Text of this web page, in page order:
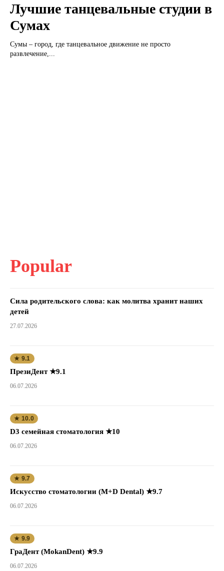
Лучшие танцевальные студии в
Сумах
Сумы – город, где танцевальное движение не просто
развлечение,...
Popular
Сила родительского слова: как молитва хранит наших
детей
27.07.2026
★ 9.1
ПрезиДент ★9.1
06.07.2026
★ 10.0
D3 семейная стоматология ★10
06.07.2026
★ 9.7
Искусство стоматологии (M+D Dental) ★9.7
06.07.2026
★ 9.9
ГраДент (MokanDent) ★9.9
06.07.2026